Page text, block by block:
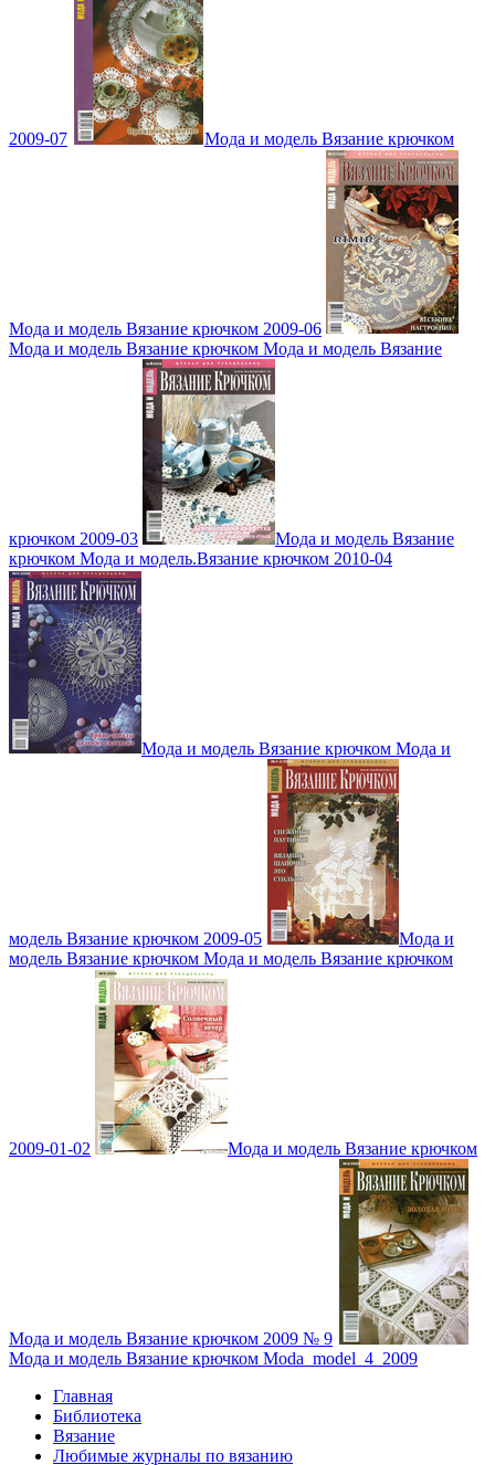
2009-07 Мода и модель Вязание крючком
Мода и модель Вязание крючком 2009-06
Мода и модель Вязание крючком Мода и модель Вязание
крючком 2009-03
Мода и модель Вязание
крючком Мода и модель.Вязание крючком 2010-04
Мода и модель Вязание крючком Мода и
модель Вязание крючком 2009-05
Мода и
модель Вязание крючком Мода и модель Вязание крючком
2009-01-02 Мода и модель Вязание крючком
Мода и модель Вязание крючком 2009 № 9
Мода и модель Вязание крючком Moda_model_4_2009
Главная
Библиотека
Вязание
Любимые журналы по вязанию